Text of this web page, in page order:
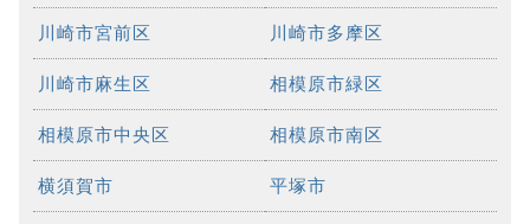
川崎市宮前区 川崎市多摩区
川崎市麻生区 相模原市緑区
相模原市中央区 相模原市南区
横須賀市 平塚市